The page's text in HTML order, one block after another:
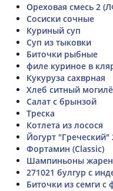
Ореховая смесь 2
Сосиски сочные
Куриный суп
Суп из тыковки
Биточки рыбные
филе куриное в
Кукуруза сахврная
Хлеб ситный
Салат с брынзой
Треска
Котлета из лосося
Йогурт "Греческий"
Фортамин (Classic)
Шампиньоны
271021 булгур с
Биточки из семги